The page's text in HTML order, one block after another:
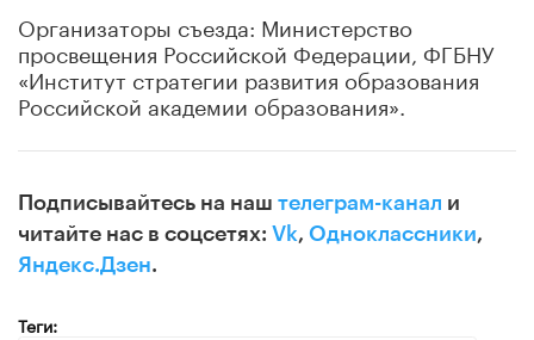
Организаторы съезда: Министерство
просвещения Российской Федерации, ФГБНУ
«Институт стратегии развития образования
Российской академии образования».
Подписывайтесь на наш телеграм-канал и
читайте нас в соцсетях: Vk, Одноклассники,
Яндекс.Дзен.
Теги: